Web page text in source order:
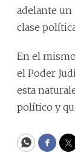
adelante un
clase
En el
el Poder
esta
político y